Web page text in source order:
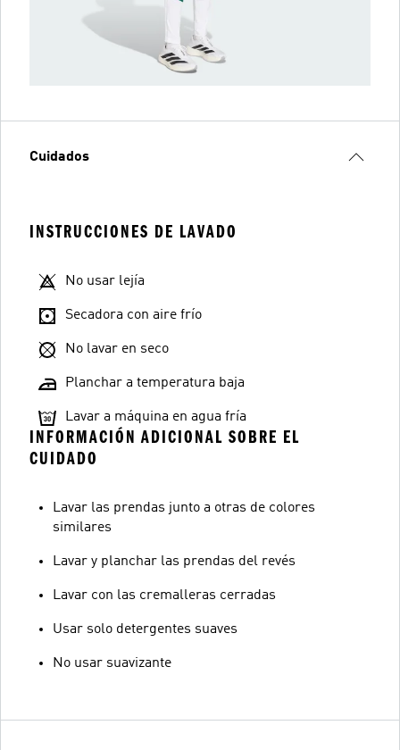
Cuidados
INSTRUCCIONES DE LAVADO
No usar lejía
Secadora con aire frío
No lavar en seco
Planchar a temperatura baja
Lavar a máquina en agua fría
INFORMACIÓN ADICIONAL SOBRE EL
CUIDADO
Lavar las prendas junto a otras de colores
similares
Lavar y planchar las prendas del revés
Lavar con las cremalleras cerradas
Usar solo detergentes suaves
No usar suavizante